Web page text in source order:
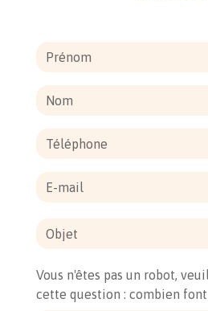
Vous n'êtes pas un robot,
cette question : combien